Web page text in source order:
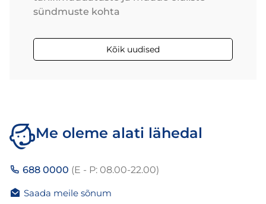
sündmuste kohta
Kõik uudised
Me oleme alati lähedal
688 0000 (E - P: 08.00-22.00)
Saada meile sõnum